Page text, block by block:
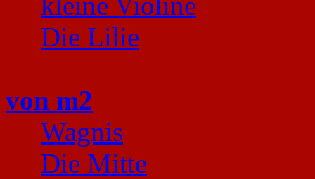
Die Lilie
von m2
Wagnis
Die Mitte